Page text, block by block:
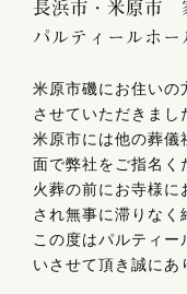
長浜市・米原市
パルティールホー
米原市磯にお住いの
させていただきまし
米原市には他の葬儀
面で弊社をご指名く
火葬の前にお寺様に
され無事に滞りなく
この度はパルティー
いさせて頂き誠にあ